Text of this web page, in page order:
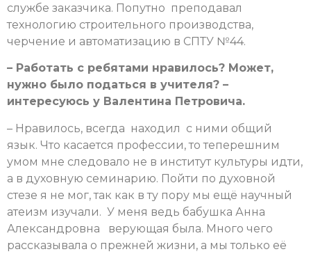
службе заказчика. Попутно преподавал
технологию строительного производства,
черчение и автоматизацию в СПТУ №44.
– Работать с ребятами нравилось? Может,
нужно было податься в учителя? –
интересуюсь у Валентина Петровича.
– Нравилось, всегда находил с ними общий
язык. Что касается профессии, то теперешним
умом мне следовало не в институт культуры идти,
а в духовную семинарию. Пойти по духовной
стезе я не мог, так как в ту пору мы ещё научный
атеизм изучали. У меня ведь бабушка Анна
Александровна верующая была. Много чего
рассказывала о прежней жизни, а мы только её